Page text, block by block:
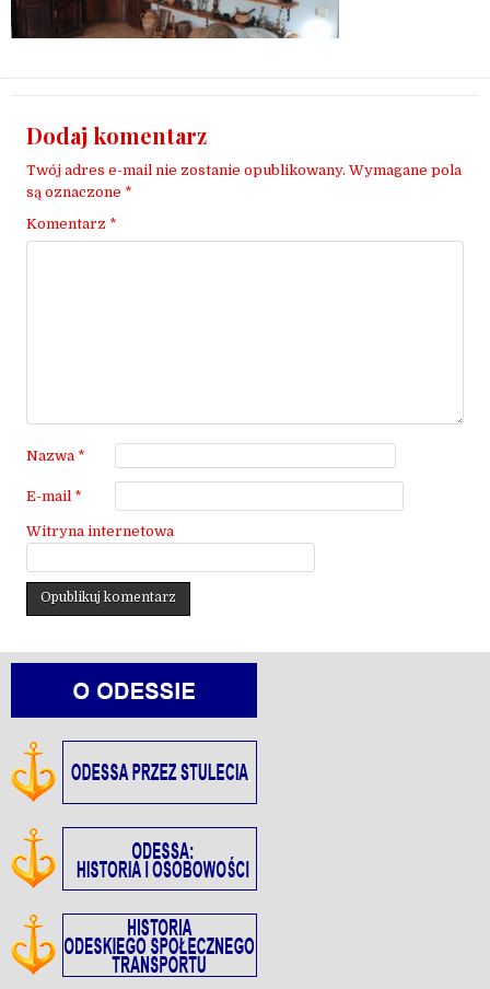
Dodaj komentarz
Twój adres e-mail nie zostanie opublikowany. Wymagane pola
są oznaczone *
Komentarz *
Nazwa *
E-mail *
Witryna internetowa